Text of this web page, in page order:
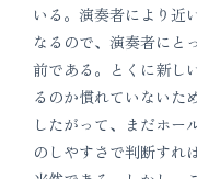
いる。演奏者により近
なるので、演奏者にと
前である。とくに新し
るのか慣れていないた
したがって、まだホー
のしやすさで判断すれ